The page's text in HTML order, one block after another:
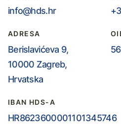
info@hds.hr
ADRESA
Berislavićeva 9,
10000 Zagreb,
Hrvatska
IBAN HDS-A
HR8623600001101345746